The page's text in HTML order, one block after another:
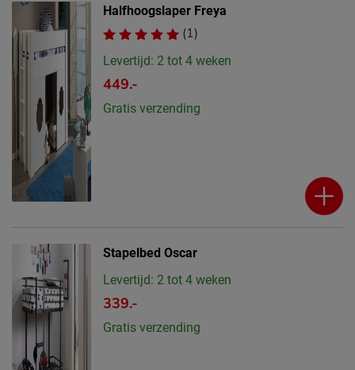
Halfhoogslaper Freya
(1)
Levertijd: 2 tot 4 weken
449.-
Gratis verzending
Stapelbed Oscar
Levertijd: 2 tot 4 weken
339.-
Gratis verzending